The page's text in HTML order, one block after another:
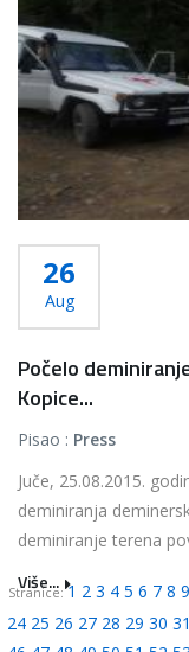
26
Aug
Počelo
Kopice...
Pisao : Press
Juče, 25.08.2015.
deminiranja
deminiranje terena
Više...
Stranice:1 2 3 4 5 6 7 8 9
24 25 26 27 28 29 30 31